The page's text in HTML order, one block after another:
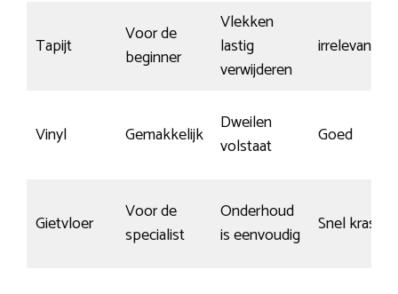
Tapijt
Voor de
beginner
Vlekken
lastig
verwijderen
irrelevant
Vinyl Gemakkelijk
Dweilen
volstaat
Goed
Gietvloer
Voor de
specialist
Onderhoud
is eenvoudig
Snel krassen